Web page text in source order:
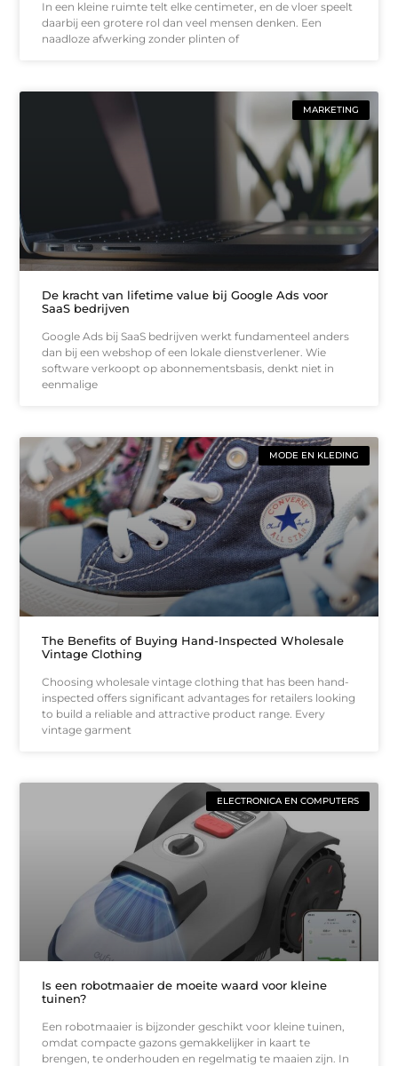
In een kleine ruimte telt elke centimeter, en de vloer speelt
daarbij een grotere rol dan veel mensen denken. Een
naadloze afwerking zonder plinten of
MARKETING
De kracht van lifetime value bij Google Ads voor
SaaS bedrijven
Google Ads bij SaaS bedrijven werkt fundamenteel anders
dan bij een webshop of een lokale dienstverlener. Wie
software verkoopt op abonnementsbasis, denkt niet in
eenmalige
MODE EN KLEDING
The Benefits of Buying Hand-Inspected Wholesale
Vintage Clothing
Choosing wholesale vintage clothing that has been hand-
inspected offers significant advantages for retailers looking
to build a reliable and attractive product range. Every
vintage garment
ELECTRONICA EN COMPUTERS
Is een robotmaaier de moeite waard voor kleine
tuinen?
Een robotmaaier is bijzonder geschikt voor kleine tuinen,
omdat compacte gazons gemakkelijker in kaart te
brengen, te onderhouden en regelmatig te maaien zijn. In